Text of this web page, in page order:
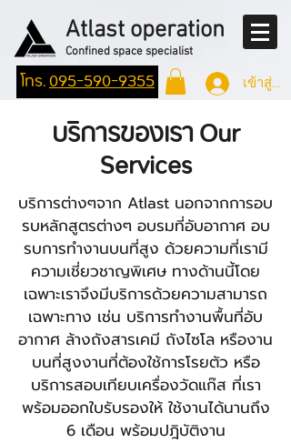
Atlast operation
Confined space specialist
โทร.095-590-9355 เข้าสู่ระ
บริการของเราOur
Services
บริการต่างๆจาก Atlast นอกจากการอบ
รบหลักสูตรต่างๆ อบรมที่อับอากาศ อบ
รบการทำงานบนที่สูง ด้วยความที่เรามี
ความเชี่ยวชาญพิเศษ ทางด้านนี้โดย
เฉพาะเราจึงมีบริการด้วยความสามารถ
เฉพาะทาง เช่น บริการทำงานพื้นที่อับ
อากาศ ล้างถังสารเคมี ถังไซโล หรืองาน
บนที่สูงงานที่ต้องใช้การโรยตัว หรือ
บริการสอบเทียบเครื่องวัดแก๊ส ที่เรา
พร้อมออกใบรับรองให้ ใช้งานได้นานถึง
6 เดือน พร้อมปฎิบัติงาน